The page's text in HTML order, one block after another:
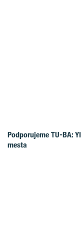
Podporujeme TU-BA:
mesta